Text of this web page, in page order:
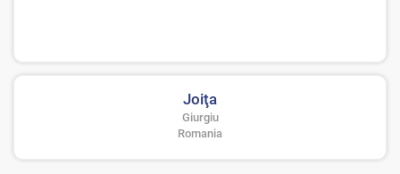
Joiţa
Giurgiu
Romania